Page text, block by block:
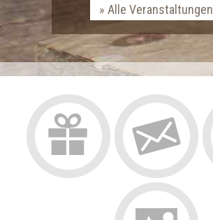
Alle Veranstaltungen